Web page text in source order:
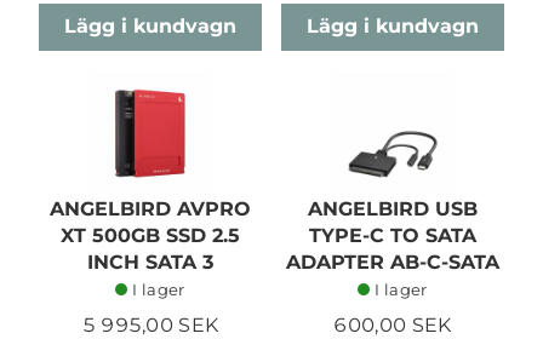
Lägg i kundvagn Lägg i kundvagn
ANGELBIRD AVPRO
XT 500GB SSD 2.5
INCH SATA 3
I lager
5 995,00 SEK
ANGELBIRD USB
TYPE-C TO SATA
ADAPTER AB-C-SATA
I lager
600,00 SEK